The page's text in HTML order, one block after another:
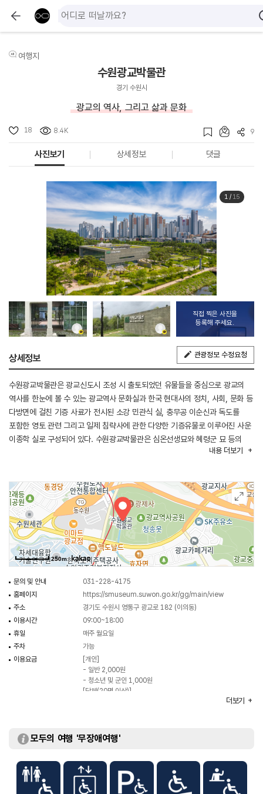
여행지
수원광교박물관
경기 수원시
광교의 역사, 그리고 삶과 문화
18 8.4K 9
사진보기 상세정보 댓글
1/ 15
직접 찍은 사진을
등록해 주세요.
상세정보 관광정보 수정요청
수원광교박물관은 광교신도시 조성 시 출토되었던 유물들을 중심으로 광교의
역사를 한눈에 볼 수 있는 광교역사 문화실과 한국 현대사의 정치, 사회, 문화 등
다방면에 걸친 기증 사료가 전시된 소강 민관식 실, 충무공 이순신과 독도를
포함한 영토 관련 그리고 일제 침략사에 관한 다양한 기증유물로 이루어진 사운
이종학 실로 구성되어 있다. 수원광교박물관은 심온선생묘와 혜령군 묘 등의
역사 유적지와 함께 광교 역사공원 내에 위치하여 배움과 휴식을 동시에 취할 수
선사시대부터 근현대 시기의 유물을 전시하여 다양한 역사와 문화를 살펴볼 수
있으며, 기증유물을 통해 역사와 문화를 체험할 수 있다. 어린이체험실을 통해
유아들이 전시된 유물을 다양한 방식으로 접하고 이해할 수 있는 기회를
제공함으로써 주말 가족 나들이 장소로도 주목받고 있다.
내용 더보기
250m
문의 및 안내
031-228-4175
홈페이지
https://smuseum.suwon.go.kr/gg/main/view
주소
경기도 수원시 영통구 광교로 182 (이의동)
이용시간
09:00~18:00
휴일
매주 월요일
주차
가능
이용요금
[개인]
- 일반 2,000원
- 청소년 및 군인 1,000원
[단체(20명 이상)]
- 12세 이하 / 65세 이상
규모
더보기
모두의 여행 '무장애여행'